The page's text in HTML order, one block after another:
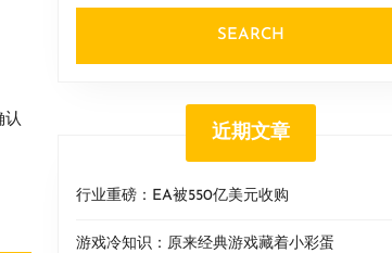
认
近期文章
行业重磅：EA被550亿美元收购
游戏冷知识：原来经典游戏藏着小彩蛋